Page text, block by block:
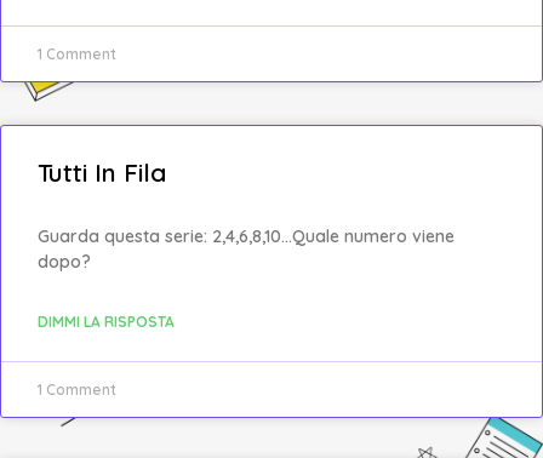
1 Comment
Tutti In Fila
Guarda questa serie: 2,4,6,8,10…Quale numero viene
dopo?
DIMMI LA RISPOSTA
1 Comment